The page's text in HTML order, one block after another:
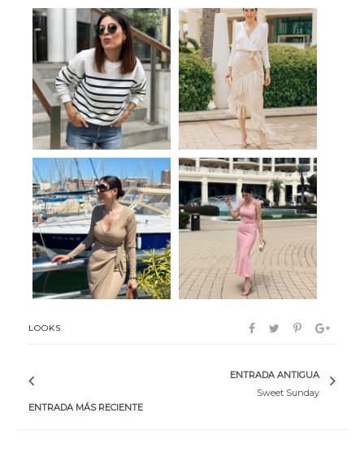
Comfy navy Manila
Gio Sweet me
LOOKS
ENTRADA MÁS RECIENTE
ENTRADA ANTIGUA
Sweet Sunday